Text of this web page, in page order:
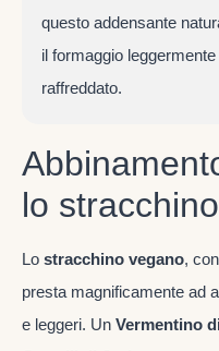
questo addensante
il formaggio
raffreddato.
lo
Lo stracchino vegano,
presta magnificamente ad
e leggeri. Un Vermentino